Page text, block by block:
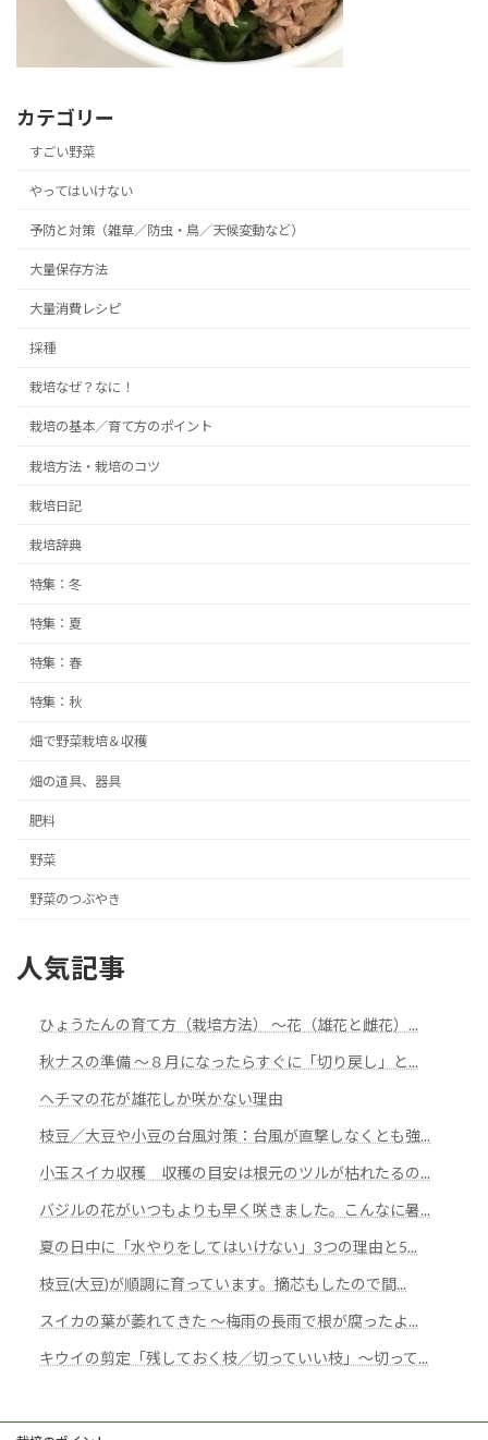
カテゴリー
すごい野菜
やってはいけない
予防と対策（雑草／防虫・鳥／天候変動など）
大量保存方法
大量消費レシピ
採種
栽培なぜ？なに！
栽培の基本／育て方のポイント
栽培方法・栽培のコツ
栽培日記
栽培辞典
特集：冬
特集：夏
特集：春
特集：秋
畑で野菜栽培＆収穫
畑の道具、器具
肥料
野菜
野菜のつぶやき
人気記事
ひょうたんの育て方（栽培方法） ～花（雄花と雌花）...
秋ナスの準備 ～８月になったらすぐに「切り戻し」と...
ヘチマの花が雄花しか咲かない理由
枝豆／大豆や小豆の台風対策：台風が直撃しなくとも強...
小玉スイカ収穫 収穫の目安は根元のツルが枯れたるの...
バジルの花がいつもよりも早く咲きました。こんなに暑...
夏の日中に「水やりをしてはいけない」3つの理由と5...
枝豆(大豆)が順調に育っています。摘芯もしたので間...
スイカの葉が萎れてきた 〜梅雨の長雨で根が腐ったよ...
キウイの剪定「残しておく枝／切っていい枝」～切って...